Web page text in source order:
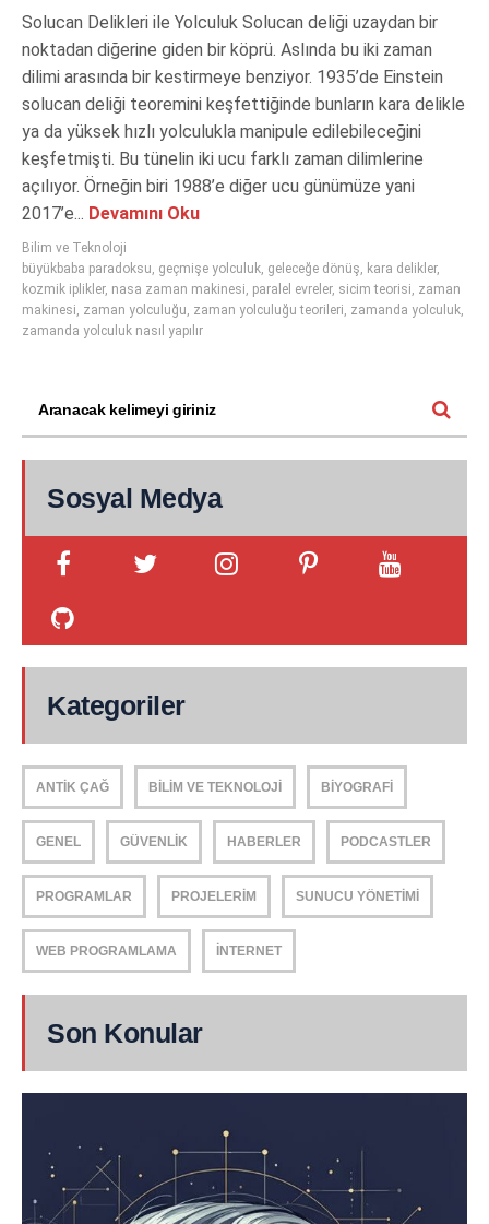
Solucan Delikleri ile Yolculuk Solucan deliği uzaydan bir
noktadan diğerine giden bir köprü. Aslında bu iki zaman
dilimi arasında bir kestirmeye benziyor. 1935’de Einstein
solucan deliği teoremini keşfettiğinde bunların kara delikle
ya da yüksek hızlı yolculukla manipule edilebileceğini
keşfetmişti. Bu tünelin iki ucu farklı zaman dilimlerine
açılıyor. Örneğin biri 1988’e diğer ucu günümüze yani
2017’e... Devamını Oku
Bilim ve Teknoloji
büyükbaba paradoksu, geçmişe yolculuk, geleceğe dönüş, kara delikler,
kozmik iplikler, nasa zaman makinesi, paralel evreler, sicim teorisi, zaman
makinesi, zaman yolculuğu, zaman yolculuğu teorileri, zamanda yolculuk,
zamanda yolculuk nasıl yapılır
Sosyal Medya
Kategoriler
ANTIK ÇAĞ BILIM VE TEKNOLOJI BIYOGRAFI
GENEL GÜVENLIK HABERLER PODCASTLER
PROGRAMLAR PROJELERIM SUNUCU YÖNETIMI
WEB PROGRAMLAMA İNTERNET
Son Konular